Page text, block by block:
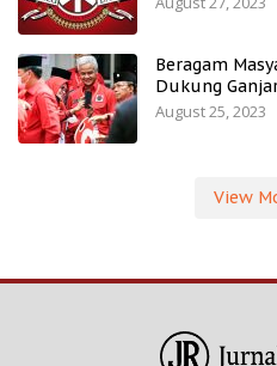
Beragam
Dukung
August 25, 2023
View